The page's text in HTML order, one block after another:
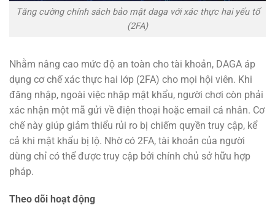
Tăng cường chính sách bảo mật daga với xác thực hai yếu tố
(2FA)
Nhằm nâng cao mức độ an toàn cho tài khoản, DAGA áp
dụng cơ chế xác thực hai lớp (2FA) cho mọi hội viên. Khi
đăng nhập, ngoài việc nhập mật khẩu, người chơi còn phải
xác nhận một mã gửi về điện thoại hoặc email cá nhân. Cơ
chế này giúp giảm thiểu rủi ro bị chiếm quyền truy cập, kể
cả khi mật khẩu bị lộ. Nhờ có 2FA, tài khoản của người
dùng chỉ có thể được truy cập bởi chính chủ sở hữu hợp
pháp.
Theo dõi hoạt động